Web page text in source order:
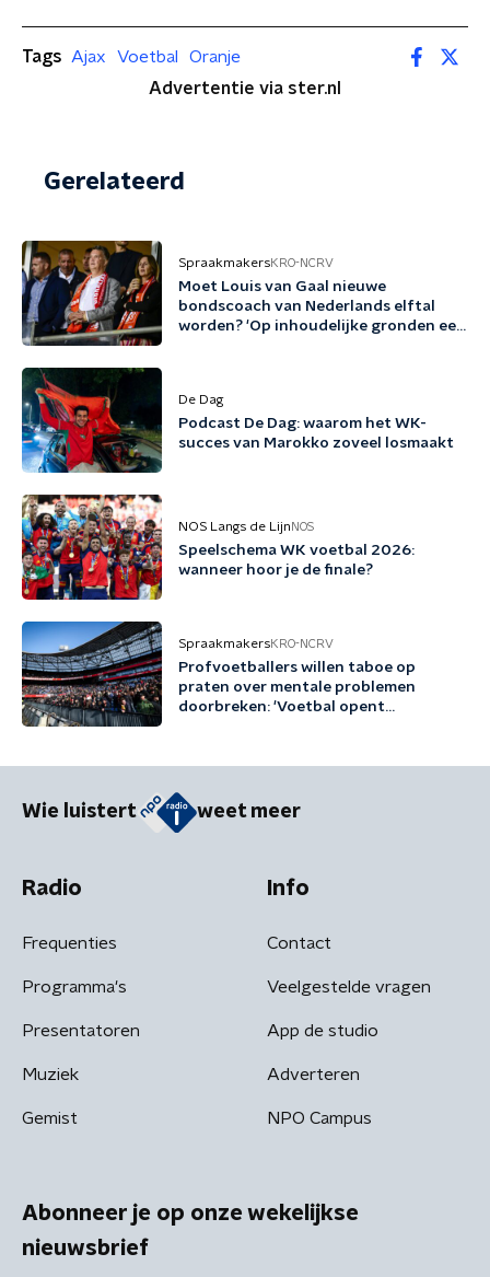
Tags Ajax Voetbal
Oranje
Advertentie via ster.nl
Gerelateerd
SpraakmakersKRO-NCRV
Moet Louis van Gaal nieuwe
bondscoach van Nederlands elftal
worden? 'Op inhoudelijke gronden een
De Dag
Podcast De Dag: waarom het WK-
succes van Marokko zoveel losmaakt
NOS Langs de Lijn NOS
Speelschema WK voetbal 2026:
wanneer hoor je de finale?
SpraakmakersKRO-NCRV
Profvoetballers willen taboe op
praten over mentale problemen
doorbreken: 'Voetbal opent
Wie luistert weet meer
Radio
Frequenties
Programma's
Presentatoren
Muziek
Gemist
Info
Contact
Veelgestelde vragen
App de studio
Adverteren
NPO Campus
Abonneer je op onze wekelijkse
nieuwsbrief